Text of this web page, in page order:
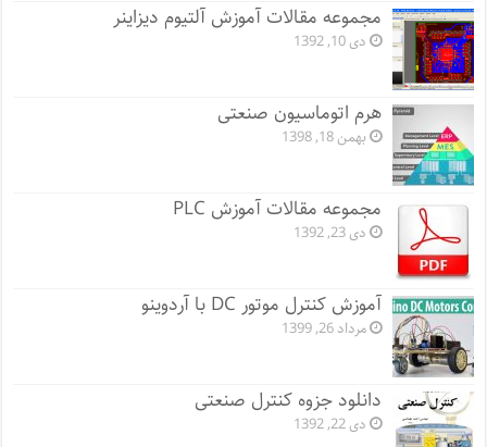
مجموعه مقالات آموزش آلتیوم دیزاینر
دی 10, 1392
هرم اتوماسیون صنعتی
بهمن 18, 1398
مجموعه مقالات آموزش PLC
دی 23, 1392
آموزش کنترل موتور DC با آردوینو
مرداد 26, 1399
دانلود جزوه کنترل صنعتی
دی 22, 1392